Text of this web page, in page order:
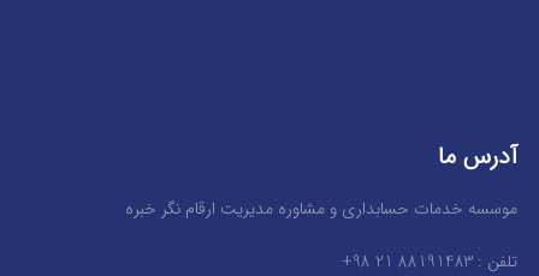
آدرس ما
موسسه خدمات حسابداری و مشاوره مدیریت ارقام نگر خبره
تلفن : 88191483 21 98+